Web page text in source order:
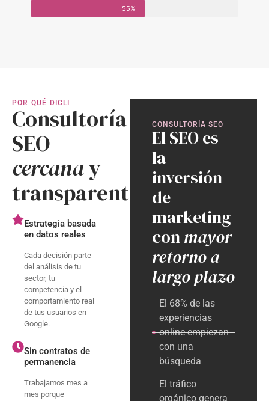
55%
POR QUÉ DICLI
Consultoría
SEO
cercanay
transparente
Estrategia basada
en datos reales
Cada decisión parte
del análisis de tu
sector, tu
competencia y el
comportamiento real
de tus usuarios en
Google.
Sin contratos de
permanencia
Trabajamos mes a
mes porque
CONSULTORÍA SEO
El SEO es
la
inversión
de
marketing
conmayor
retorno a
largo plazo
El 68% de las
experiencias
online empiezan
con una
búsqueda
El tráfico
orgánico genera